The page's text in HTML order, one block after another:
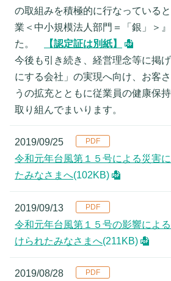
の取組みを積極的に行なっている
業＜中小規模法人部門＝「銀」＞
た。
【認定証は別紙】
今後も引き続き、経営理念等に掲
にする会社」の実現へ向け、お客
うの拡充とともに従業員の健康保
取り組んでまいります。
2019/09/25
令和元年台風第１５号による災害
たみなさまへ(102KB)
2019/09/13
令和元年台風第１５号の影響によ
けられたみなさまへ(211KB)
2019/08/28